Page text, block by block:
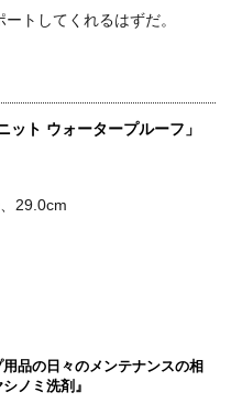
トしてくれるはずだ。
ット ウォータープルーフ」
29.0cm
用品の日々のメンテナンスの相
ノミ洗剤』